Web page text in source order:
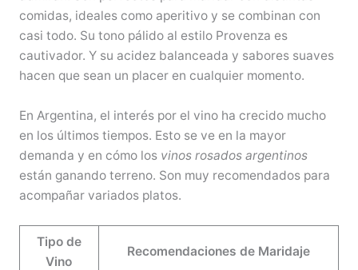
comidas, ideales como aperitivo y se combinan con
casi todo. Su tono pálido al estilo Provenza es
cautivador. Y su acidez balanceada y sabores suaves
hacen que sean un placer en cualquier momento.
En Argentina, el interés por el vino ha crecido mucho
en los últimos tiempos. Esto se ve en la mayor
demanda y en cómo los vinos rosados argentinos
están ganando terreno. Son muy recomendados para
acompañar variados platos.
Tipo de
Vino
Recomendaciones de Maridaje